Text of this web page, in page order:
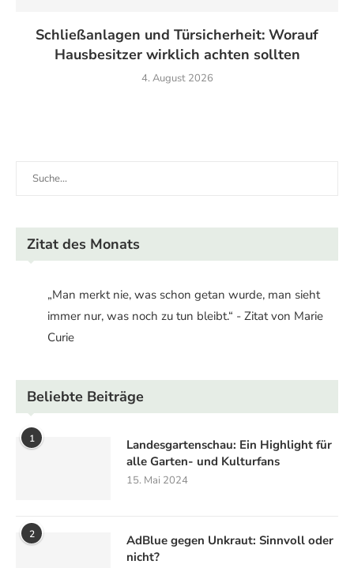
Schließanlagen und Türsicherheit: Worauf
Hausbesitzer wirklich achten sollten
4. August 2026
Zitat des Monats
„Man merkt nie, was schon getan wurde, man sieht
immer nur, was noch zu tun bleibt.“ - Zitat von Marie
Curie
Beliebte Beiträge
1
Landesgartenschau: Ein Highlight für
alle Garten- und Kulturfans
15. Mai 2024
2
AdBlue gegen Unkraut: Sinnvoll oder
nicht?